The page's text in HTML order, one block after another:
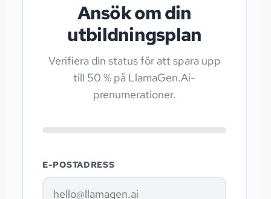
Ansök om din
utbildningsplan
Verifiera din status för att spara upp
till 50 % på LlamaGen.Ai-
prenumerationer.
E-POSTADRESS